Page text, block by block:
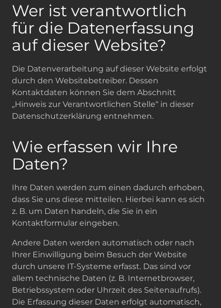
Wer ist verantwortlich
für die Datenerfassung
auf dieser Website?
Die Datenverarbeitung auf dieser Website erfolgt
durch den Websitebetreiber. Dessen
Kontaktdaten können Sie dem Abschnitt
„Hinweis zur Verantwortlichen Stelle“ in dieser
Datenschutzerklärung entnehmen.
Wie erfassen wir Ihre
Daten?
Ihre Daten werden zum einen dadurch erhoben,
dass Sie uns diese mitteilen. Hierbei kann es sich
z. B. um Daten handeln, die Sie in ein
Kontaktformular eingeben.
Andere Daten werden automatisch oder nach
Ihrer Einwilligung beim Besuch der Website
durch unsere IT-Systeme erfasst. Das sind vor
allem technische Daten (z. B. Internetbrowser,
Betriebssystem oder Uhrzeit des Seitenaufrufs).
Die Erfassung dieser Daten erfolgt automatisch,